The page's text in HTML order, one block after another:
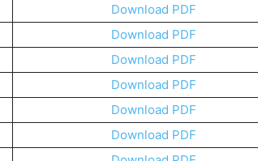
Download PDF
Download PDF
Download PDF
Download PDF
Download PDF
Download PDF